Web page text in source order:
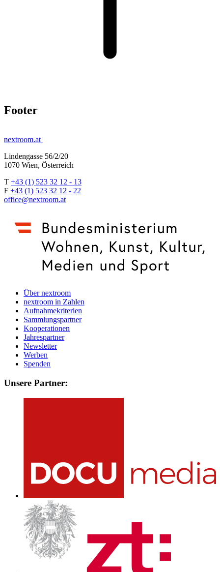
Footer
nextroom.at
Lindengasse 56/2/20
1070 Wien, Österreich
T +43 (1) 523 32 12 - 13
F +43 (1) 523 32 12 - 22
office@nextroom.at
Über nextroom
nextroom in Zahlen
Aufnahmekriterien
Sammlungspartner
Kooperationen
Jahrespartner
Newsletter
Werben
Spenden
Unsere Partner: